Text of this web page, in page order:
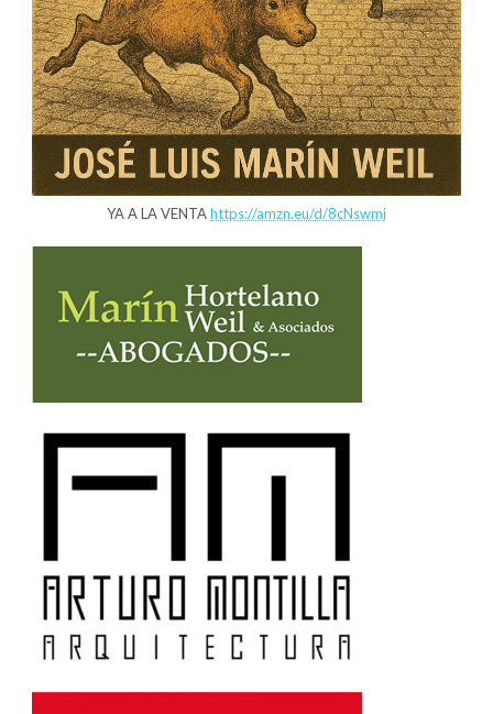
YA A LA VENTAhttps://amzn.eu/d/8cNswmj